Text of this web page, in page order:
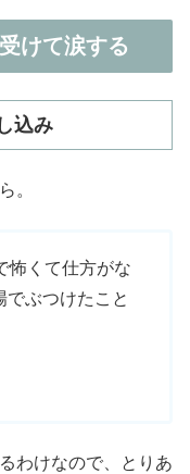
けて涙する
込み
。
怖くて仕方がな
でぶつけたこと
わけなので、とりあ